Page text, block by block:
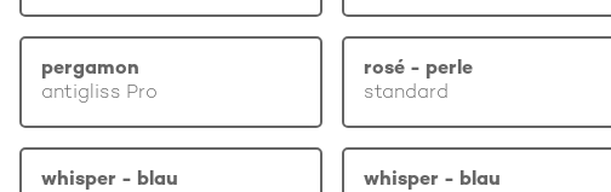
pergamon
antigliss Pro
rosé - perle
standard
whisper - blau
whisper - blau